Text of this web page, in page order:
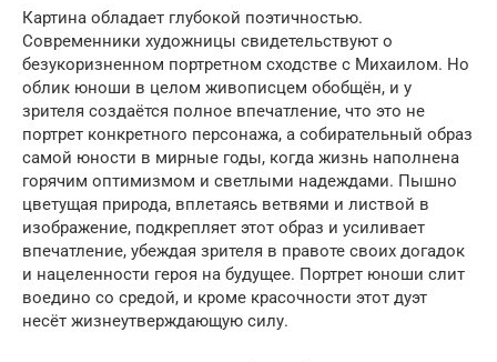
Картина обладает глубокой поэтичностью.
Современники художницы свидетельствуют о
безукоризненном портретном сходстве с Михаилом. Но
облик юноши в целом живописцем обобщён, и у
зрителя создаётся полное впечатление, что это не
портрет конкретного персонажа, а собирательный образ
самой юности в мирные годы, когда жизнь наполнена
горячим оптимизмом и светлыми надеждами. Пышно
цветущая природа, вплетаясь ветвями и листвой в
изображение, подкрепляет этот образ и усиливает
впечатление, убеждая зрителя в правоте своих догадок
и нацеленности героя на будущее. Портрет юноши слит
воедино со средой, и кроме красочности этот дуэт
несёт жизнеутверждающую силу.